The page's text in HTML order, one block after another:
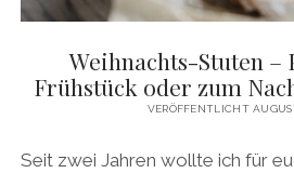
Weihnachts-Stuten –
Frühstück oder zum
VERÖFFENTLICHT
Seit zwei Jahren wollte ich für